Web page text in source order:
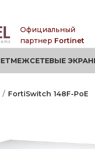
Официальный
партнер Fortinet
МЕЖСЕТЕВЫЕ
FortiSwitch 148F-PoE